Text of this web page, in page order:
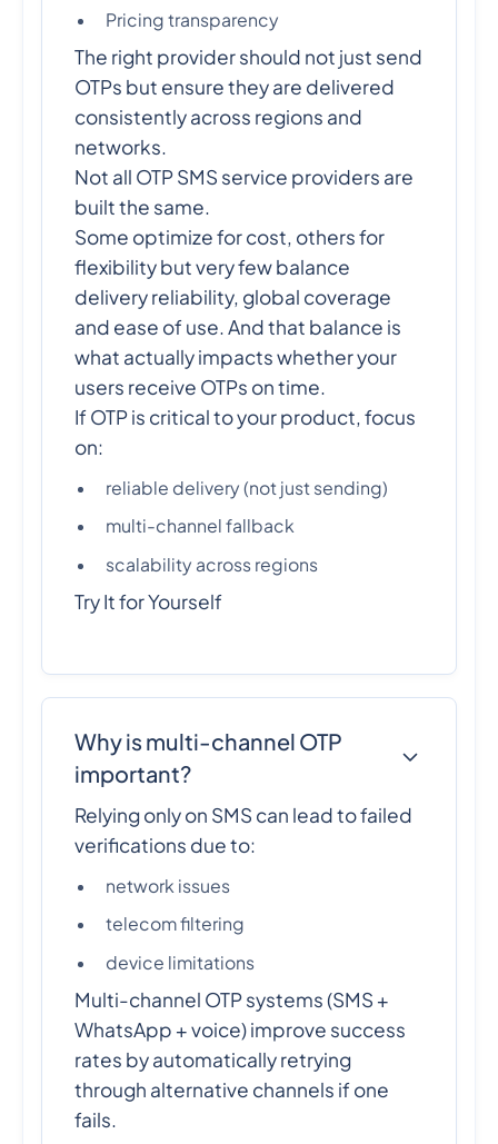
Pricing transparency
The right provider should not just send
OTPs but ensure they are delivered
consistently across regions and
networks.
Not all OTP SMS service providers are
built the same.
Some optimize for cost, others for
flexibility but very few balance
delivery reliability, global coverage
and ease of use. And that balance is
what actually impacts whether your
users receive OTPs on time.
If OTP is critical to your product, focus
on:
reliable delivery (not just sending)
multi-channel fallback
scalability across regions
Try It for Yourself
Why is multi-channel OTP
important?
Relying only on SMS can lead to failed
verifications due to:
network issues
telecom filtering
device limitations
Multi-channel OTP systems (SMS +
WhatsApp + voice) improve success
rates by automatically retrying
through alternative channels if one
fails.